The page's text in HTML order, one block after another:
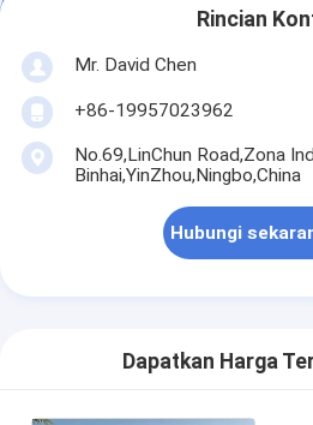
Rincian
Mr. David Chen
+86-19957023962
No.69,LinChun Road,Zona
Binhai,YinZhou,Ningbo,China
Hubungi
Dapatkan Harga